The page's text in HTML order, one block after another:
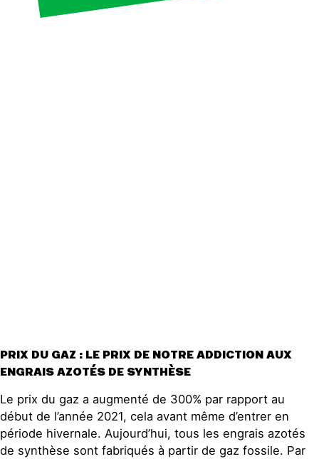
PRIX DU GAZ : LE PRIX DE NOTRE ADDICTION AUX
ENGRAIS AZOTÉS DE SYNTHÈSE
Le prix du gaz a augmenté de 300% par rapport au
début de l’année 2021, cela avant même d’entrer en
période hivernale. Aujourd’hui, tous les engrais azotés
de synthèse sont fabriqués à partir de gaz fossile. Par